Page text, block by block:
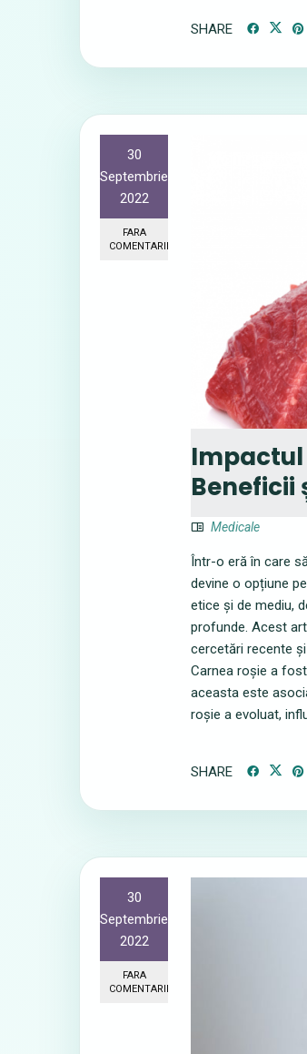
SHARE
30
Septembrie
2022
FARA
COMENTARII
Beneficii
Medicale
Într-o eră în care
devine o opțiune
etice și de mediu,
profunde. Acest
cercetări recente
Carnea roșie a
aceasta este
roșie a evoluat,
SHARE
30
Septembrie
2022
FARA
COMENTARII